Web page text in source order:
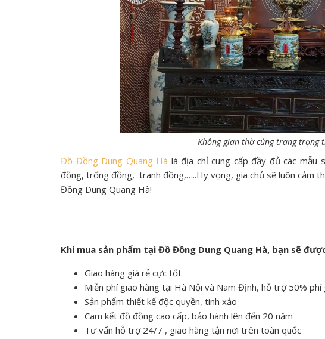
Không gian thờ cúng trang trọng
Đồ Đồng Dung Quang Hà là địa chỉ cung cấp đầy đủ các
đồng, trống đồng, tranh đồng,…..Hy vọng, gia chủ sẽ luôn cảm
Đồng Dung Quang Hà!
Khi mua sản phẩm tại Đồ Đồng Dung Quang Hà, bạn sẽ
Giao hàng giá rẻ cực tốt
Miễn phí giao hàng tại Hà Nội và Nam Định, hỗ trợ 50%
Sản phẩm thiết kế độc quyền, tinh xảo
Cam kết đồ đồng cao cấp, bảo hành lên đến 20 năm
Tư vấn hỗ trợ 24/7 , giao hàng tận nơi trên toàn quốc